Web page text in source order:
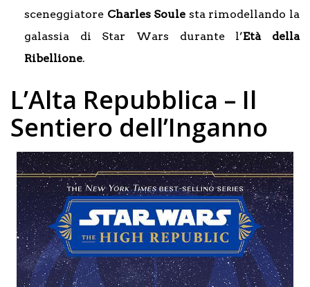
sceneggiatore Charles Soule sta rimodellando la
galassia di Star Wars durante l’Età della
Ribellione.
L’Alta Repubblica – Il
Sentiero dell’Inganno